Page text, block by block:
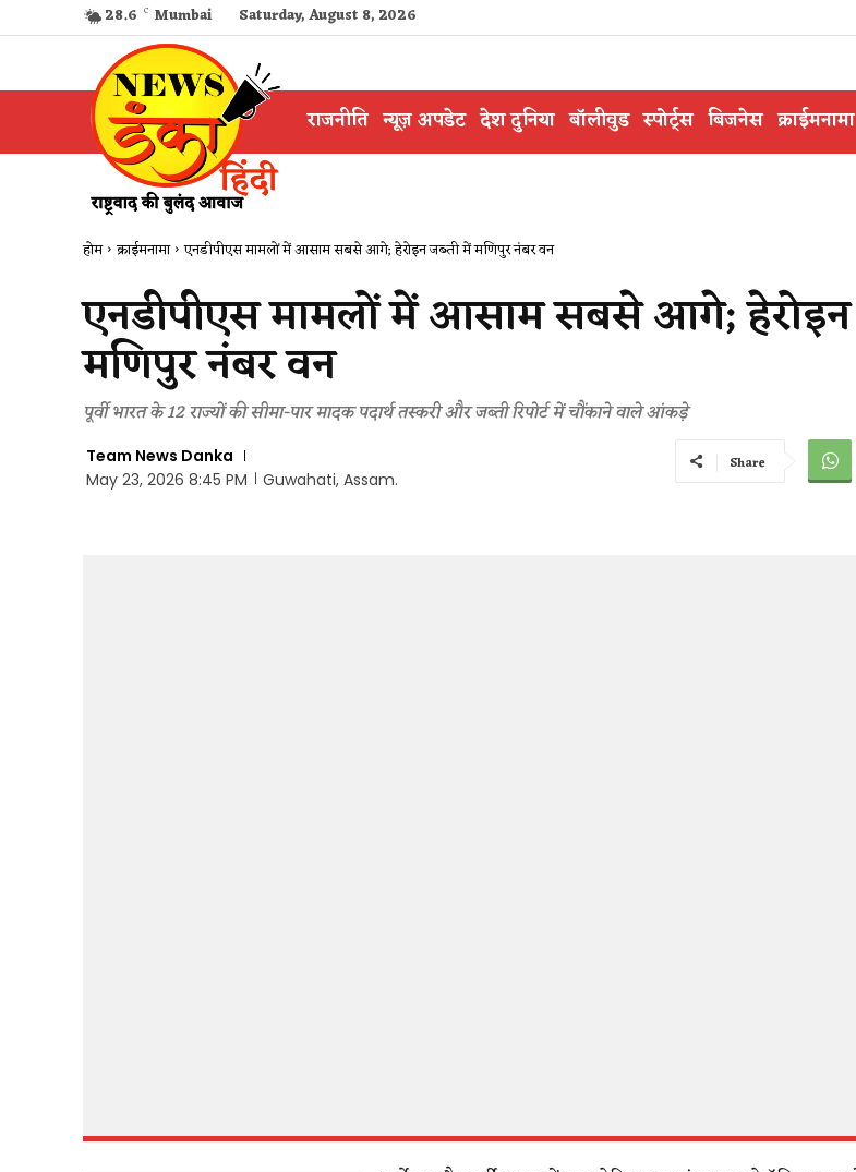
28.6 C Mumbai Saturday, August 8, 2026
राजनीति न्यूज़ अपडेट देश दुनिया बॉलीवुड स्पोर्ट्स बिजनेस क्राईमनामा
होम क्राईमनामा एनडीपीएस मामलों में आसाम सबसे आगे; हेरोइन जब्ती में मणिपुर नंबर वन
एनडीपीएस मामलों में आसाम सबसे आगे; हेरोइन
मणिपुर नंबर वन
पूर्वी भारत के 12 राज्यों की सीमा-पार मादक पदार्थ तस्करी और जब्ती रिपोर्ट में चौंकाने वाले आंकड़े
Team News Danka
May 23, 2026 8:45 PM
Guwahati, Assam.
Share